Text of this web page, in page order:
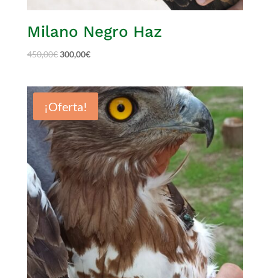
Milano Negro Haz
450,00€300,00€
¡Oferta!